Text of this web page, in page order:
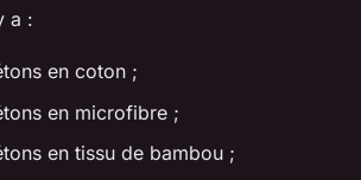
a :
en coton ;
en microfibre ;
en tissu de bambou ;